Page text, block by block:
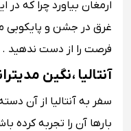
ارمغان بیاورد چرا که
غرق در جشن و
فرصت را از دست ندهید .
آنتالیا ، نگین
سفر به آنتالیا از آن
بارها آن را تجربه کرده